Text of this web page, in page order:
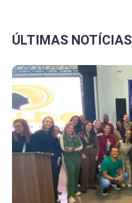
ÚLTIMAS NOTÍCIAS